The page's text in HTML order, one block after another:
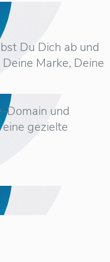
Du Dich ab und
Marke, Deine
Domain und
gezielte